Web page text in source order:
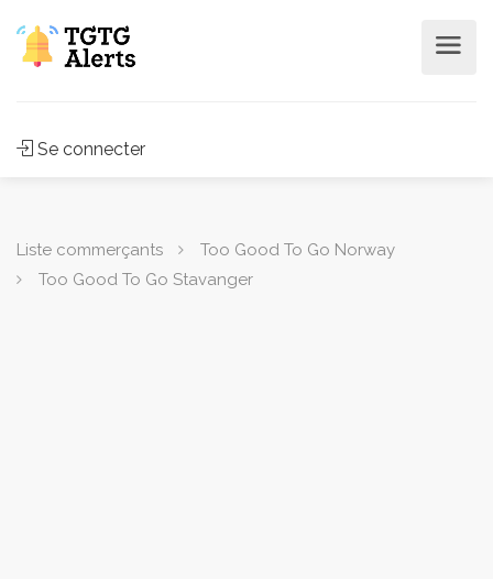
Se connecter
Liste commerçants
Too Good To Go Norway
Too Good To Go Stavanger